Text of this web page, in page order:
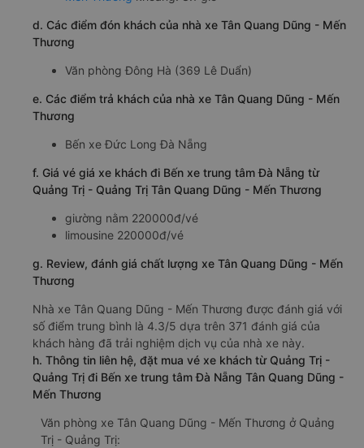
d. Các điểm đón khách của nhà xe Tân Quang Dũng - Mến
Thương
Văn phòng Đông Hà (369 Lê Duẩn)
e. Các điểm trả khách của nhà xe Tân Quang Dũng - Mến
Thương
Bến xe Đức Long Đà Nẵng
f. Giá vé giá xe khách đi Bến xe trung tâm Đà Nẵng từ
Quảng Trị - Quảng Trị Tân Quang Dũng - Mến Thương
giường nằm 220000đ/vé
limousine 220000đ/vé
g. Review, đánh giá chất lượng xe Tân Quang Dũng - Mến
Thương
Nhà xe Tân Quang Dũng - Mến Thương được đánh giá với
số điểm trung bình là 4.3/5 dựa trên 371 đánh giá của
khách hàng đã trải nghiệm dịch vụ của nhà xe này.
h. Thông tin liên hệ, đặt mua vé xe khách từ Quảng Trị -
Quảng Trị đi Bến xe trung tâm Đà Nẵng Tân Quang Dũng -
Mến Thương
Văn phòng xe Tân Quang Dũng - Mến Thương ở Quảng
Trị - Quảng Trị: